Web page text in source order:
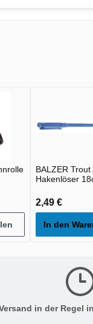
BALZER Trout
Hakenlöser
2,49 €
In den
in der Regel